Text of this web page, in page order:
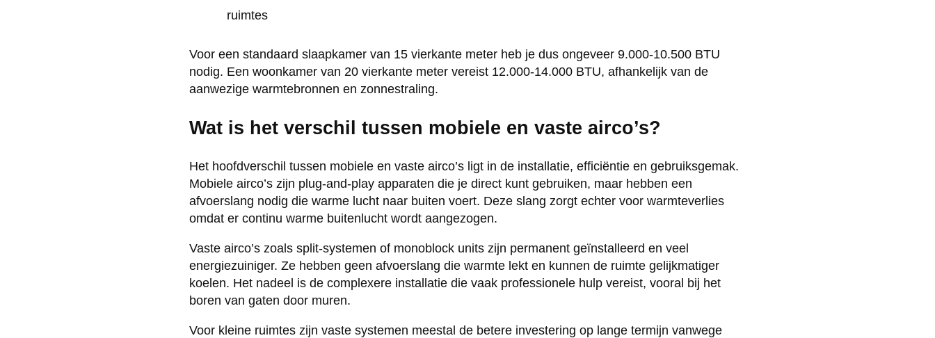
ruimtes
Voor een standaard slaapkamer van 15 vierkante meter heb je dus ongeveer 9.000-10.500 BTU
nodig. Een woonkamer van 20 vierkante meter vereist 12.000-14.000 BTU, afhankelijk van de
aanwezige warmtebronnen en zonnestraling.
Wat is het verschil tussen mobiele en vaste airco’s?
Het hoofdverschil tussen mobiele en vaste airco’s ligt in de installatie, efficiëntie en gebruiksgemak.
Mobiele airco’s zijn plug-and-play apparaten die je direct kunt gebruiken, maar hebben een
afvoerslang nodig die warme lucht naar buiten voert. Deze slang zorgt echter voor warmteverlies
omdat er continu warme buitenlucht wordt aangezogen.
Vaste airco’s zoals split-systemen of monoblock units zijn permanent geïnstalleerd en veel
energiezuiniger. Ze hebben geen afvoerslang die warmte lekt en kunnen de ruimte gelijkmatiger
koelen. Het nadeel is de complexere installatie die vaak professionele hulp vereist, vooral bij het
boren van gaten door muren.
Voor kleine ruimtes zijn vaste systemen meestal de betere investering op lange termijn vanwege